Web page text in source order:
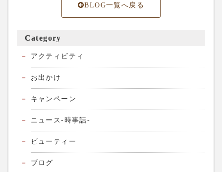
BLOG一覧へ戻る
Category
アクティビティ
お出かけ
キャンペーン
ニュース-時事話-
ビューティー
ブログ